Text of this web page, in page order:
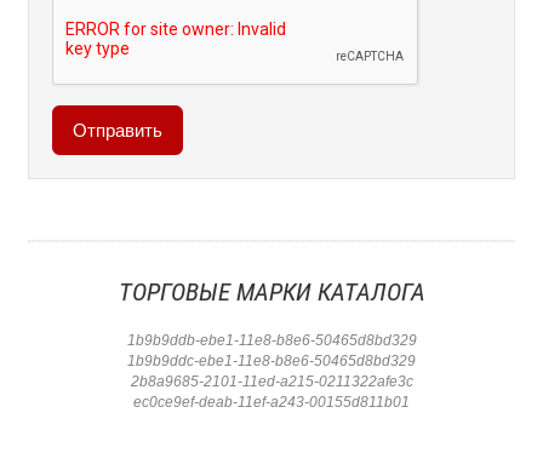
ТОРГОВЫЕ МАРКИ КАТАЛОГА
1b9b9ddb-ebe1-11e8-b8e6-50465d8bd329
1b9b9ddc-ebe1-11e8-b8e6-50465d8bd329
2b8a9685-2101-11ed-a215-0211322afe3c
ec0ce9ef-deab-11ef-a243-00155d811b01